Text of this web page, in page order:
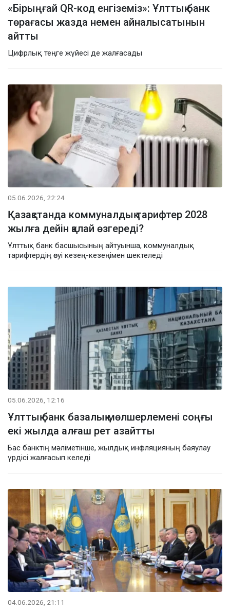
«Бірыңғай QR-код енгіземіз»: Ұлттық банк
төрағасы жазда немен айналысатынын
айтты
Цифрлық теңге жүйесі де жалғасады
05.06.2026, 22:24
Қазақстанда коммуналдық тарифтер 2028
жылға дейін қалай өзгереді?
Ұлттық банк басшысының айтуынша, коммуналдық
тарифтердің өсуі кезең-кезеңімен шектеледі
05.06.2026, 12:16
Ұлттық банк базалық мөлшерлемені соңғы
екі жылда алғаш рет азайтты
Бас банктің мәліметінше, жылдық инфляцияның баяулау
үрдісі жалғасып келеді
04.06.2026, 21:11